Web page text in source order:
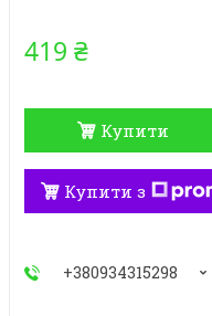
419 ₴
Купити
Купити з
+380934315298